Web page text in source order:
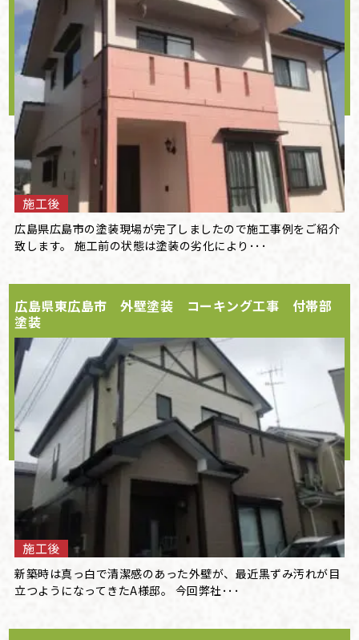
施工後
広島県広島市の塗装現場が完了しましたので施工事例をご紹介
致します。 施工前の状態は塗装の劣化により･･･
広島県東広島市 外壁塗装 コーキング工事 付帯部
塗装
施工後
新築時は真っ白で清潔感のあった外壁が、最近黒ずみ汚れが目
立つようになってきたA様邸。 今回弊社･･･